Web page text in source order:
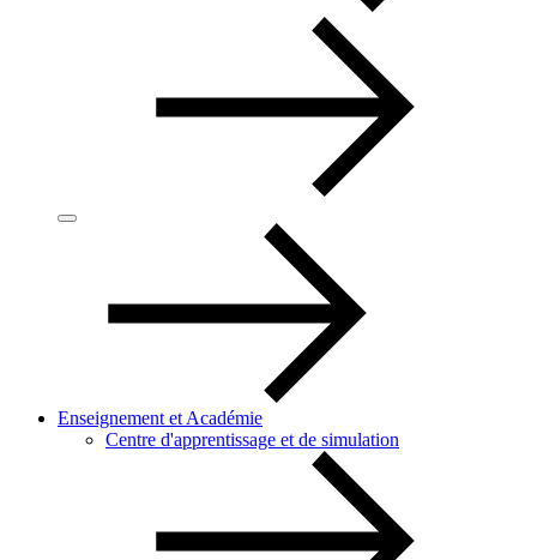
Enseignement et Académie
Centre d'apprentissage et de simulation